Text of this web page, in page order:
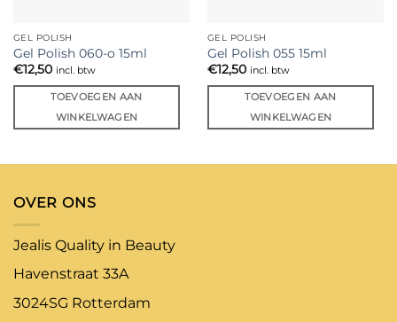
GEL POLISH
Gel Polish 060-o 15ml
€12,50 incl. btw
TOEVOEGEN AAN
WINKELWAGEN
GEL POLISH
Gel Polish 055 15ml
€12,50 incl. btw
TOEVOEGEN AAN
WINKELWAGEN
OVER ONS
Jealis Quality in Beauty
Havenstraat 33A
3024SG Rotterdam